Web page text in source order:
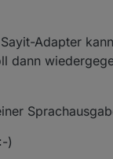
Adapter
dann
)